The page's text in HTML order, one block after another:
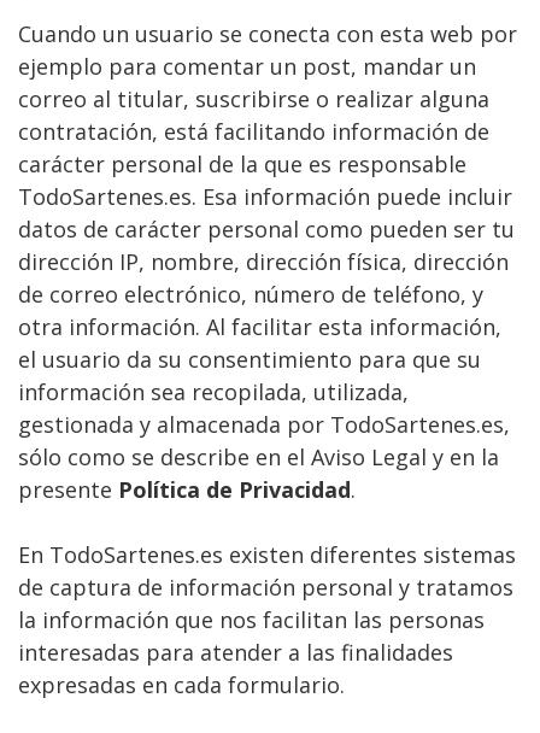
Cuando un usuario se conecta con esta web por
ejemplo para comentar un post, mandar un
correo al titular, suscribirse o realizar alguna
contratación, está facilitando información de
carácter personal de la que es responsable
TodoSartenes.es. Esa información puede incluir
datos de carácter personal como pueden ser tu
dirección IP, nombre, dirección física, dirección
de correo electrónico, número de teléfono, y
otra información. Al facilitar esta información,
el usuario da su consentimiento para que su
información sea recopilada, utilizada,
gestionada y almacenada por TodoSartenes.es,
sólo como se describe en el Aviso Legal y en la
presente Política de Privacidad.
En TodoSartenes.es existen diferentes sistemas
de captura de información personal y tratamos
la información que nos facilitan las personas
interesadas para atender a las finalidades
expresadas en cada formulario.